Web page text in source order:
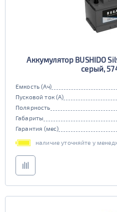
Аккумулятор BUSHIDO
серый,
Емкость (Ач)
Пусковой ток (А)
Полярность
Габариты
Гарантия (мес)
наличие уточняйте у